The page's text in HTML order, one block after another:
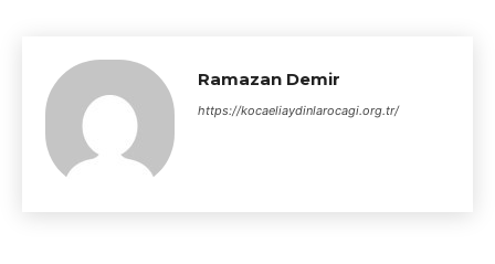
Ramazan Demir
https://kocaeliaydinlarocagi.org.tr/